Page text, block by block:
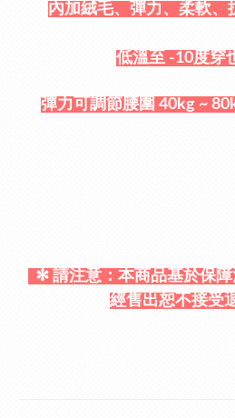
內加絨毛、 彈力 、 柔軟、
低溫至 -10度穿
彈力可調節腰圍 40kg ~
✻ 請注意：本商品基於保
經售出恕不接受